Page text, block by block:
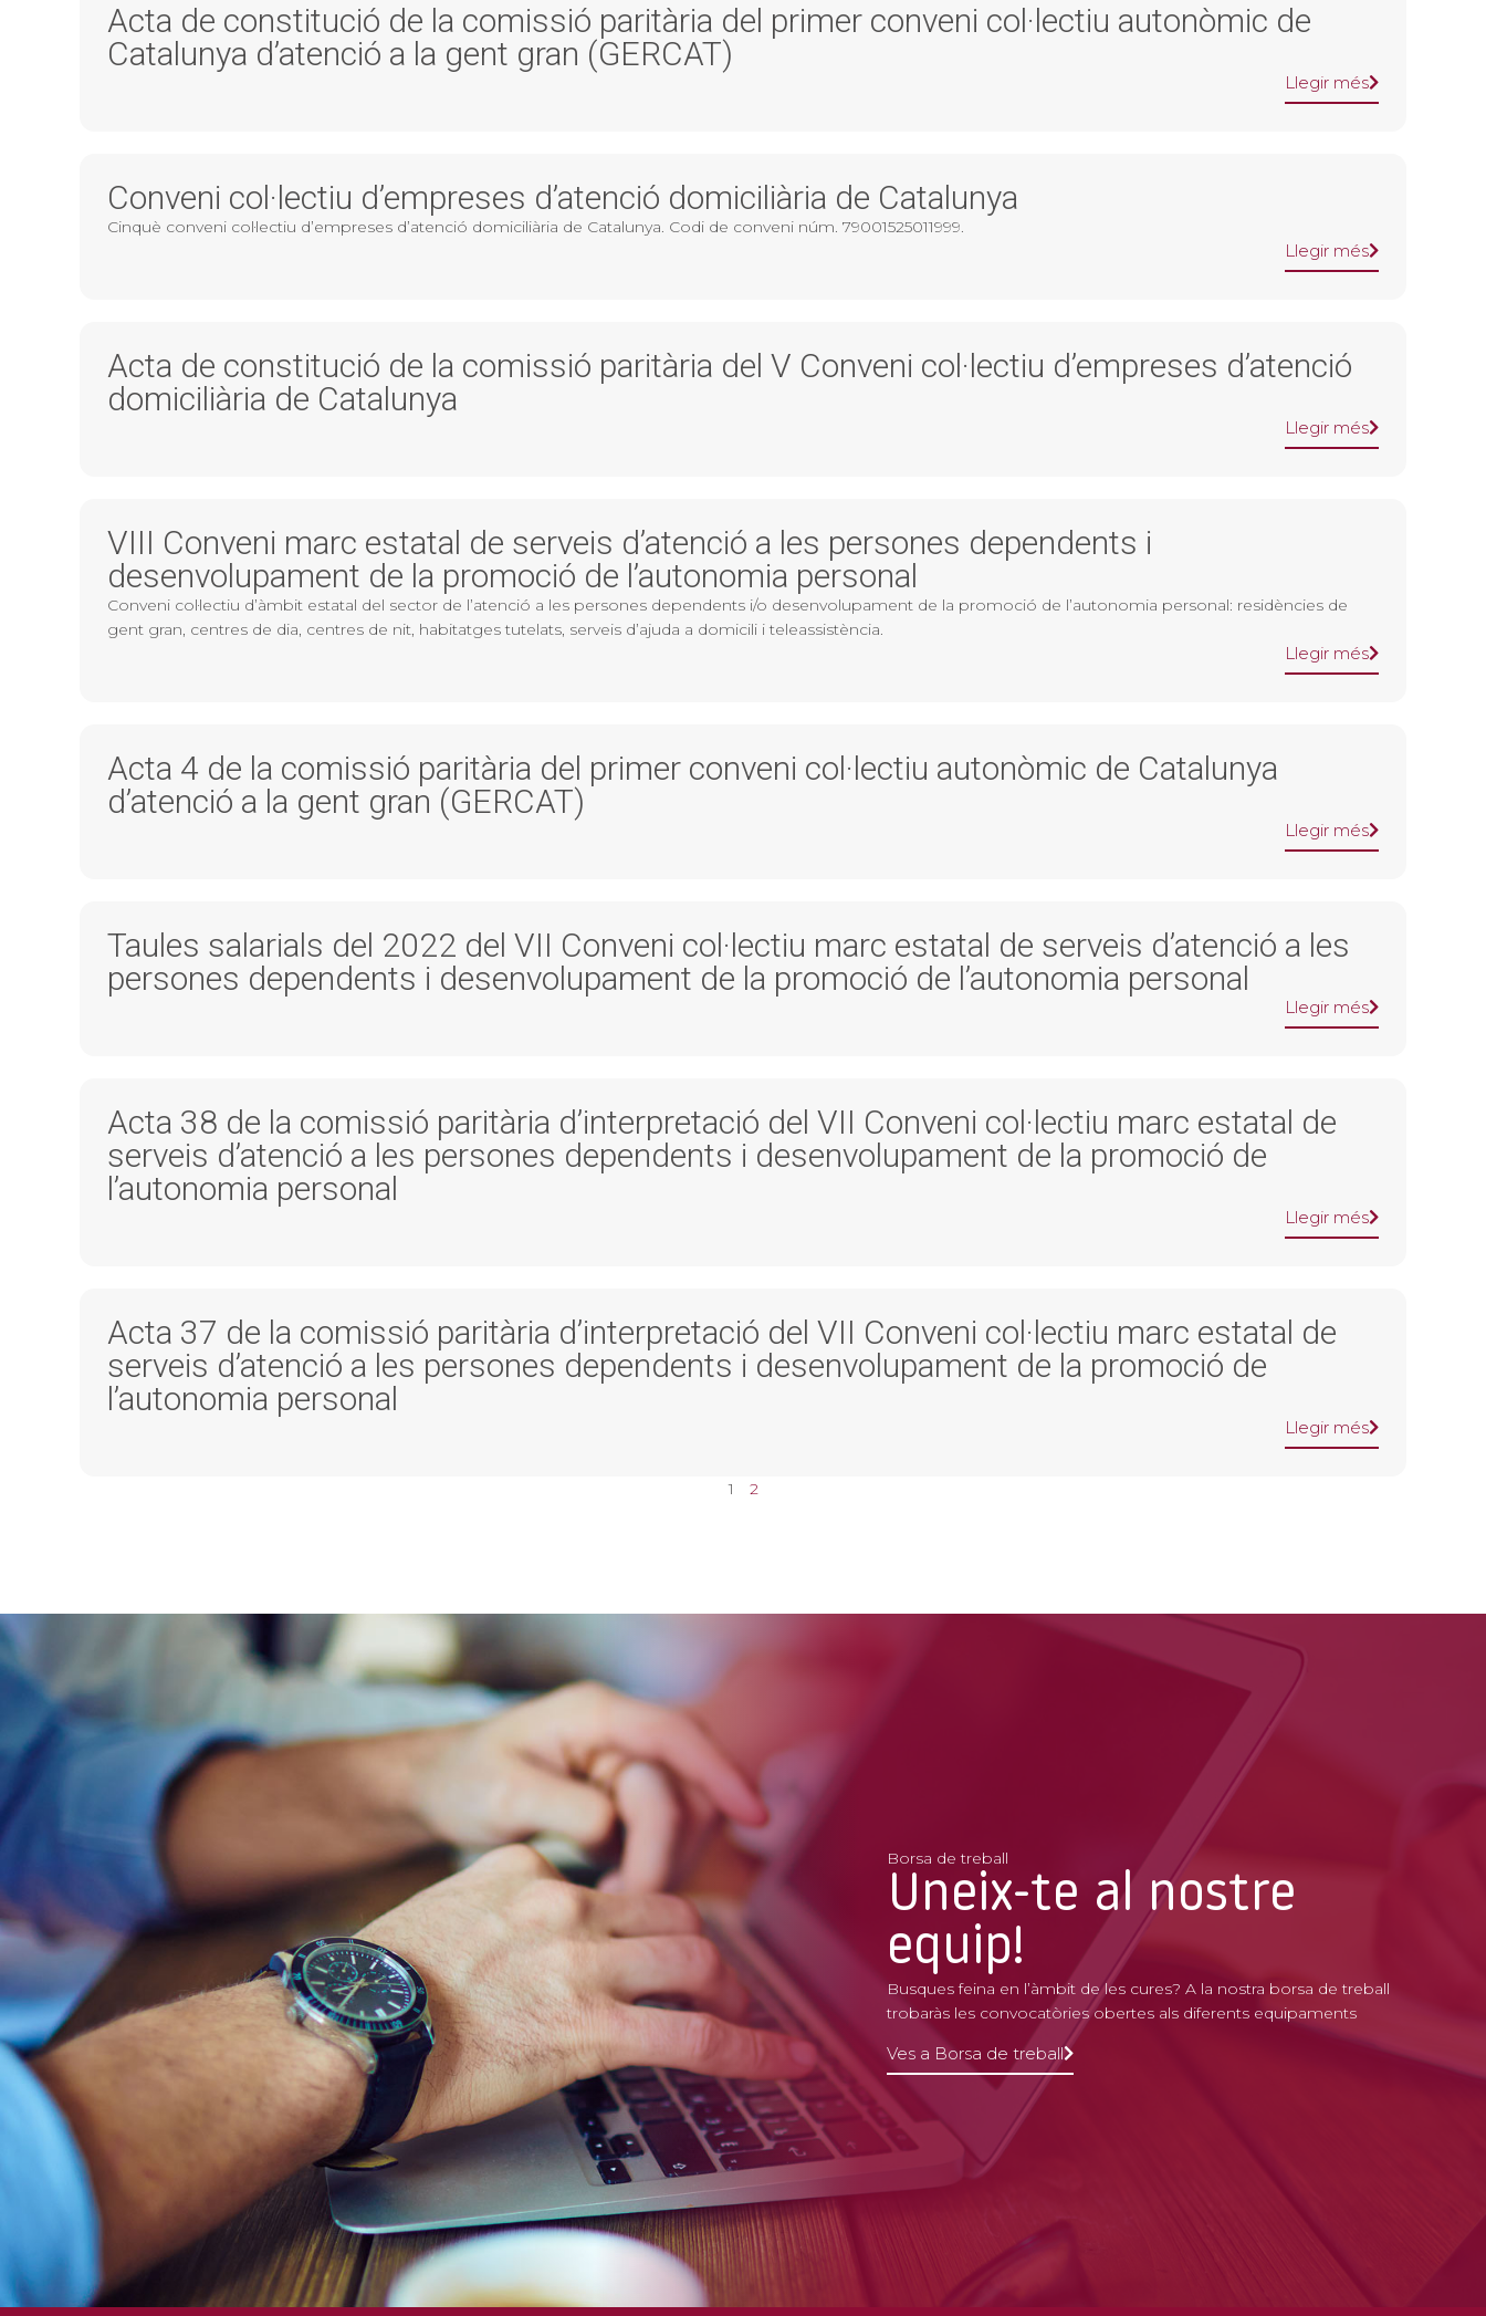
Acta de constitució de la comissió paritària del primer conveni col·lectiu autonòmic de
Catalunya d’atenció a la gent gran (GERCAT)
Llegir més
Conveni col·lectiu d’empreses d’atenció domiciliària de Catalunya
Cinquè conveni col·lectiu d’empreses d’atenció domiciliària de Catalunya. Codi de conveni núm. 79001525011999.
Llegir més
Acta de constitució de la comissió paritària del V Conveni col·lectiu d’empreses d’atenció
domiciliària de Catalunya
Llegir més
VIII Conveni marc estatal de serveis d’atenció a les persones dependents i
desenvolupament de la promoció de l’autonomia personal
Conveni col·lectiu d’àmbit estatal del sector de l’atenció a les persones dependents i/o desenvolupament de la promoció de l’autonomia personal: residències de
gent gran, centres de dia, centres de nit, habitatges tutelats, serveis d’ajuda a domicili i teleassistència.
Llegir més
Acta 4 de la comissió paritària del primer conveni col·lectiu autonòmic de Catalunya
d’atenció a la gent gran (GERCAT)
Llegir més
Taules salarials del 2022 del VII Conveni col·lectiu marc estatal de serveis d’atenció a les
persones dependents i desenvolupament de la promoció de l’autonomia personal
Llegir més
Acta 38 de la comissió paritària d’interpretació del VII Conveni col·lectiu marc estatal de
serveis d’atenció a les persones dependents i desenvolupament de la promoció de
l’autonomia personal
Llegir més
Acta 37 de la comissió paritària d’interpretació del VII Conveni col·lectiu marc estatal de
serveis d’atenció a les persones dependents i desenvolupament de la promoció de
l’autonomia personal
Llegir més
1 2
Borsa de treball
Uneix-te al nostre
equip!
Busques feina en l’àmbit de les cures? A la nostra borsa de treball
trobaràs les convocatòries obertes als diferents equipaments
Ves a Borsa de treball